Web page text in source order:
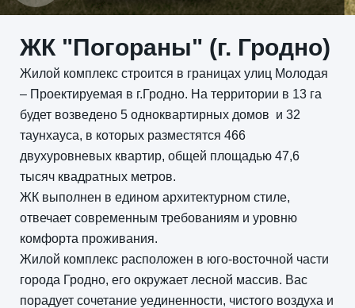
ЖК "Погораны" (г. Гродно)
Жилой комплекс строится в границах улиц Молодая
– Проектируемая в г.Гродно. На территории в 13 га
будет возведено 5 одноквартирных домов и 32
таунхауса, в которых разместятся 466
двухуровневых квартир, общей площадью 47,6
тысяч квадратных метров.
ЖК выполнен в едином архитектурном стиле,
отвечает современным требованиям и уровню
комфорта проживания.
Жилой комплекс расположен в юго-восточной части
города Гродно, его окружает лесной массив. Вас
порадует сочетание уединенности, чистого воздуха и